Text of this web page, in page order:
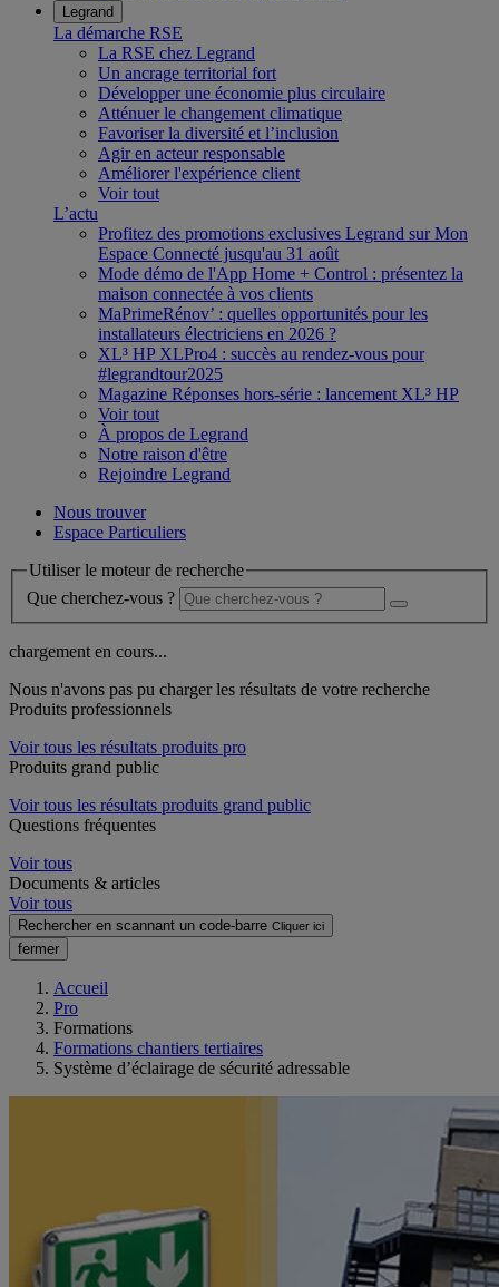
Legrand
La démarche RSE
La RSE chez Legrand
Un ancrage territorial fort
Développer une économie plus circulaire
Atténuer le changement climatique
Favoriser la diversité et l’inclusion
Agir en acteur responsable
Améliorer l'expérience client
Voir tout
L’actu
Profitez des promotions exclusives Legrand sur Mon
Espace Connecté jusqu'au 31 août
Mode démo de l'App Home + Control : présentez la
maison connectée à vos clients
MaPrimeRénov’ : quelles opportunités pour les
installateurs électriciens en 2026 ?
XL³ HP XLPro4 : succès au rendez-vous pour
#legrandtour2025
Magazine Réponses hors-série : lancement XL³ HP
Voir tout
À propos de Legrand
Notre raison d'être
Rejoindre Legrand
Nous trouver
Espace Particuliers
Utiliser le moteur de recherche
Que cherchez-vous ?
chargement en cours...
Nous n'avons pas pu charger les résultats de votre recherche
Produits professionnels
Voir tous les résultats produits pro
Produits grand public
Voir tous les résultats produits grand public
Questions fréquentes
Voir tous
Documents & articles
Voir tous
Rechercher en scannant un code-barre Cliquer ici
fermer
Accueil
Pro
Formations
Formations chantiers tertiaires
Système d’éclairage de sécurité adressable